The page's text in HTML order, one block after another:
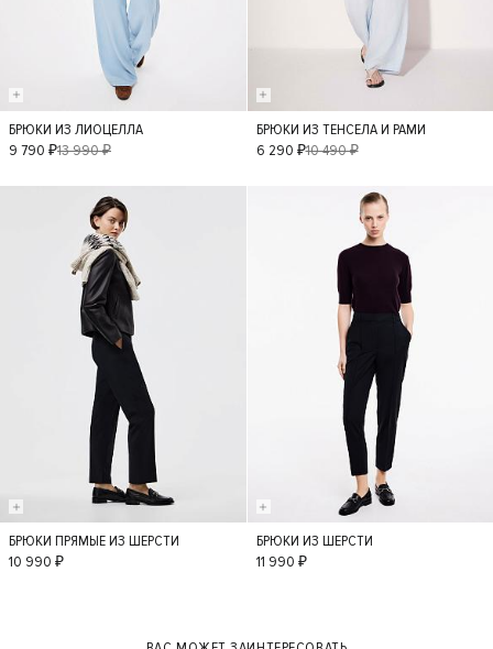
XS S
БРЮКИ ИЗ ЛИОЦЕЛЛА
9 790 ₽13 990 ₽ XS S
БРЮКИ ИЗ ТЕНСЕЛА И РАМИ
6 290 ₽10 490 ₽
S
БРЮКИ ПРЯМЫЕ ИЗ ШЕРСТИ
10 990 ₽
XS
БРЮКИ ИЗ ШЕРСТИ
11 990 ₽